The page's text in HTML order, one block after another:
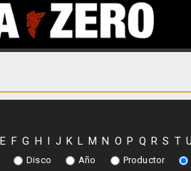
E F G H I J K L M N O P Q R S T
Disco Año Productor